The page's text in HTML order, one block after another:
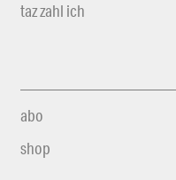
taz zahl ich
abo
shop